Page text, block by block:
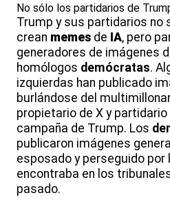
No sólo los partidarios de
Trump y sus partidarios no
crean memes de IA, pero
generadores de imágenes
homólogos demócratas.
izquierdas han publicado
burlándose del
propietario de X y
campaña de Trump. Los
publicaron imágenes
esposado y perseguido por
encontraba en los
pasado.